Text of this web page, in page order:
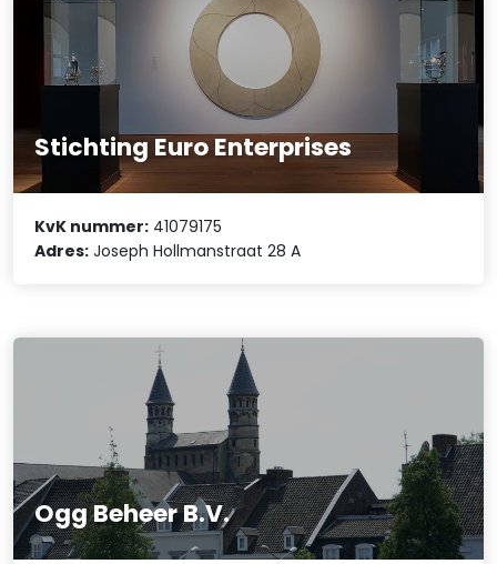
Stichting Euro Enterprises
KvK nummer: 41079175
Adres: Joseph Hollmanstraat 28 A
Ogg Beheer B.V.